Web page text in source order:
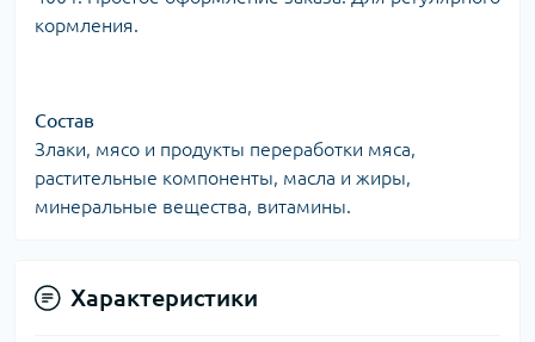
кормления.
Состав
Злаки, мясо и продукты переработки мяса,
растительные компоненты, масла и жиры,
минеральные вещества, витамины.
Характеристики